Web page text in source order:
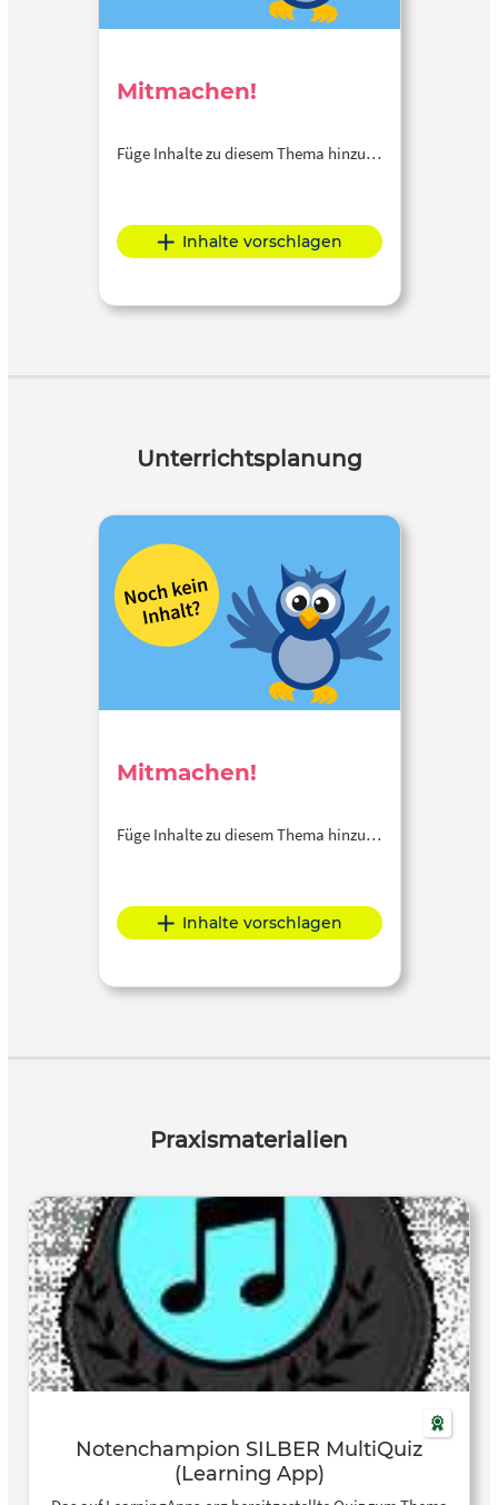
Mitmachen!
Füge Inhalte zu diesem Thema hinzu…
Inhalte vorschlagen
Unterrichtsplanung
Mitmachen!
Füge Inhalte zu diesem Thema hinzu…
Inhalte vorschlagen
Praxismaterialien
Notenchampion SILBER MultiQuiz
(Learning App)